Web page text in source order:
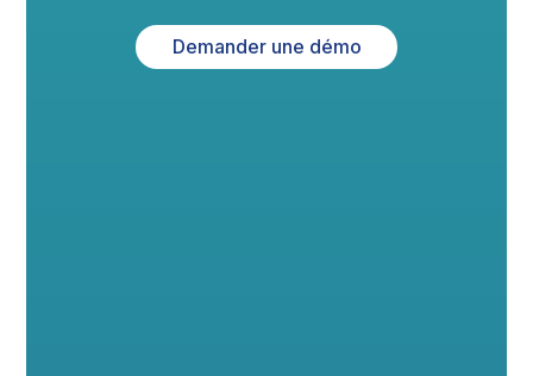
Demander une démo